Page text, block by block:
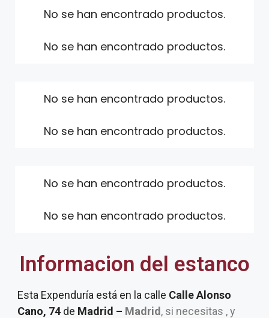
No se han encontrado productos.
No se han encontrado productos.
No se han encontrado productos.
No se han encontrado productos.
No se han encontrado productos.
No se han encontrado productos.
Informacion del estanco
Esta Expenduría está en la calle Calle Alonso
Cano, 74 de Madrid – Madrid , si necesitas , y